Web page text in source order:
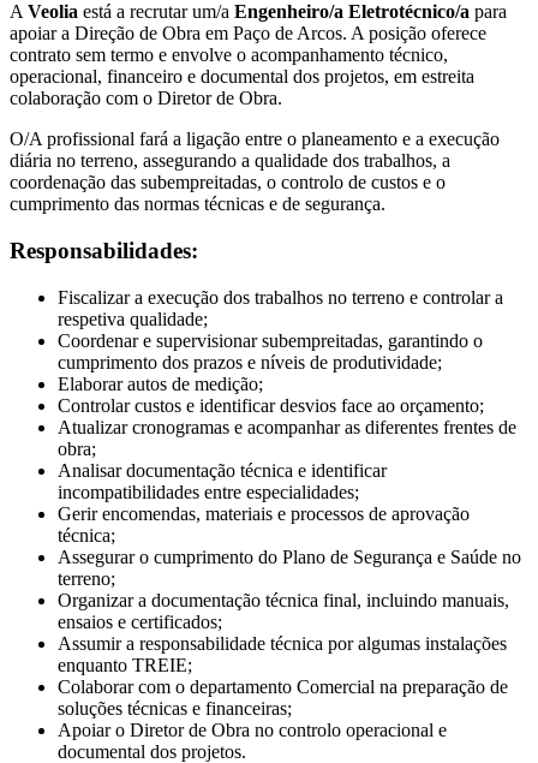
A Veolia está a recrutar um/a Engenheiro/a Eletrotécnico/a para
apoiar a Direção de Obra em Paço de Arcos. A posição oferece
contrato sem termo e envolve o acompanhamento técnico,
operacional, financeiro e documental dos projetos, em estreita
colaboração com o Diretor de Obra.
O/A profissional fará a ligação entre o planeamento e a execução
diária no terreno, assegurando a qualidade dos trabalhos, a
coordenação das subempreitadas, o controlo de custos e o
cumprimento das normas técnicas e de segurança.
Responsabilidades:
Fiscalizar a execução dos trabalhos no terreno e controlar a
respetiva qualidade;
Coordenar e supervisionar subempreitadas, garantindo o
cumprimento dos prazos e níveis de produtividade;
Elaborar autos de medição;
Controlar custos e identificar desvios face ao orçamento;
Atualizar cronogramas e acompanhar as diferentes frentes de
obra;
Analisar documentação técnica e identificar
incompatibilidades entre especialidades;
Gerir encomendas, materiais e processos de aprovação
técnica;
Assegurar o cumprimento do Plano de Segurança e Saúde no
terreno;
Organizar a documentação técnica final, incluindo manuais,
ensaios e certificados;
Assumir a responsabilidade técnica por algumas instalações
enquanto TREIE;
Colaborar com o departamento Comercial na preparação de
soluções técnicas e financeiras;
Apoiar o Diretor de Obra no controlo operacional e
documental dos projetos.